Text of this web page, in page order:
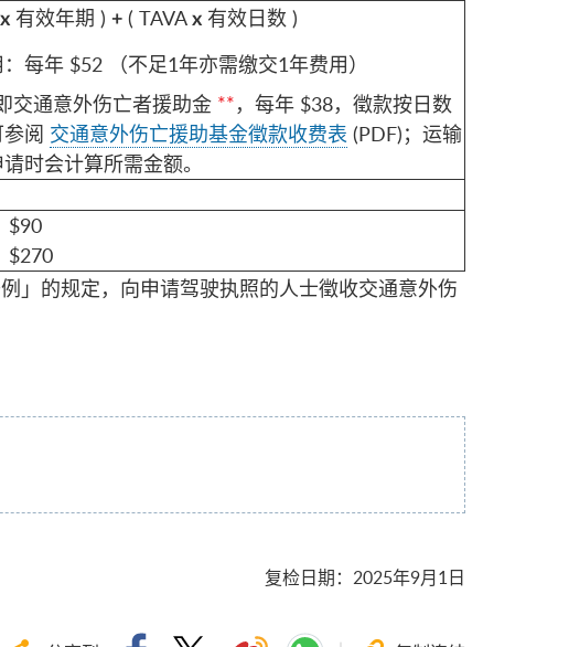
x 有效年期 ) + ( TAVA x 有效日数 )
每年 $52 （不足1年亦需缴交1年费用）
交通意外伤亡者援助金 **，每年 $38，徵款按日数
阅 交通意外伤亡援助基金徵款收费表 (PDF)；运输
时会计算所需金额。
$90
$270
」的规定，向申请驾驶执照的人士徵收交通意外伤
复检日期： 2025年9月1日